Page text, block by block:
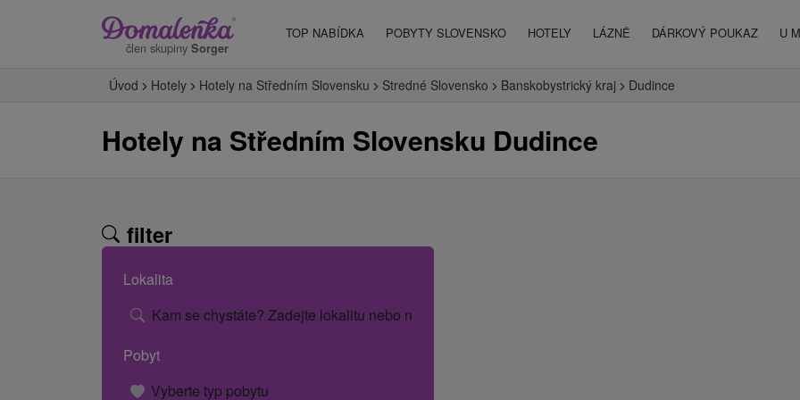
člen skupiny Sorger
TOP NABÍDKA POBYTY SLOVENSKO HOTELY LÁZNĚ DÁRKOVÝ POUKAZ U
Úvod Hotely Hotely na Středním Slovensku Stredné Slovensko Banskobystrický kraj Dudince
Hotely na Středním Slovensku Dudince
filter
Lokalita
Kam se chystáte? Zadejte lokalitu nebo název hotelu.
Pobyt
Vyberte typ pobytu